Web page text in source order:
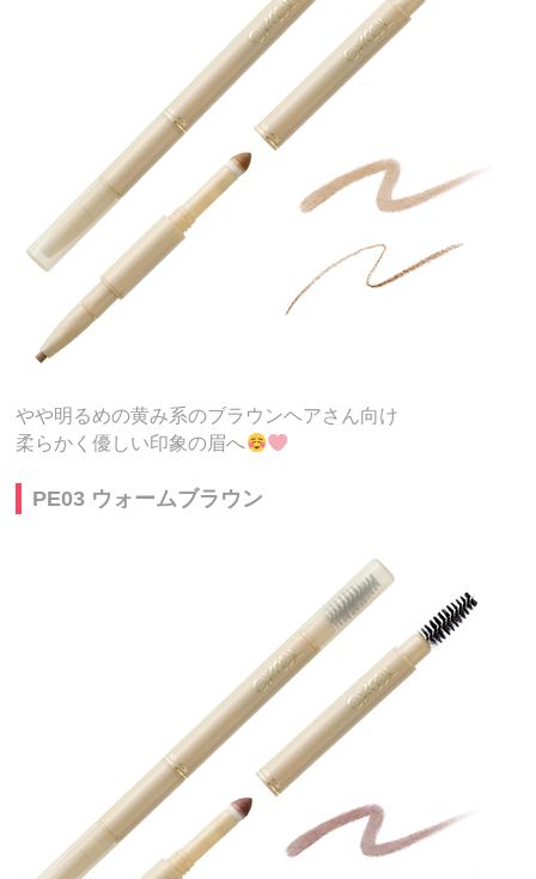
やや明るめの黄み系のブラウンヘアさん向け
柔らかく優しい印象の眉へ
PE03 ウォームブラウン